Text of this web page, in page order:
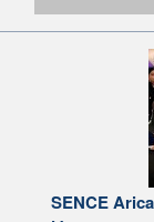
SENCE